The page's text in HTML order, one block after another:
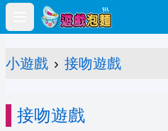
Open main menu
小遊戲 › 接吻遊戲
接吻遊戲